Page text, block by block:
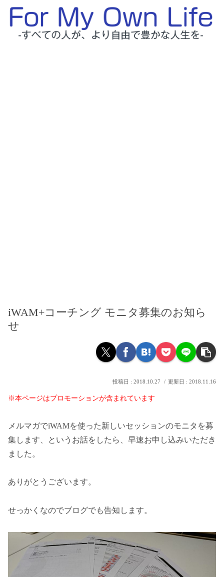
iWAM+コーチング モニタ募集のお知ら
せ
2018.10.27 2018.11.16
※本ページはプロモーションが含まれています
メルマガでiWAMを使った新しいセッションのモニタを募
集します、というお話をしたら、早速お申し込みいただき
ました。
ありがとうございます。
せっかくなのでブログでも告知します。